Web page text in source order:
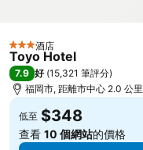
3 星級酒店
Toyo Hotel
7.9 好 (15,321 筆評分)
福岡市, 距離市中心 2.0 公里
低至 $348
查看 10 個網站的價格